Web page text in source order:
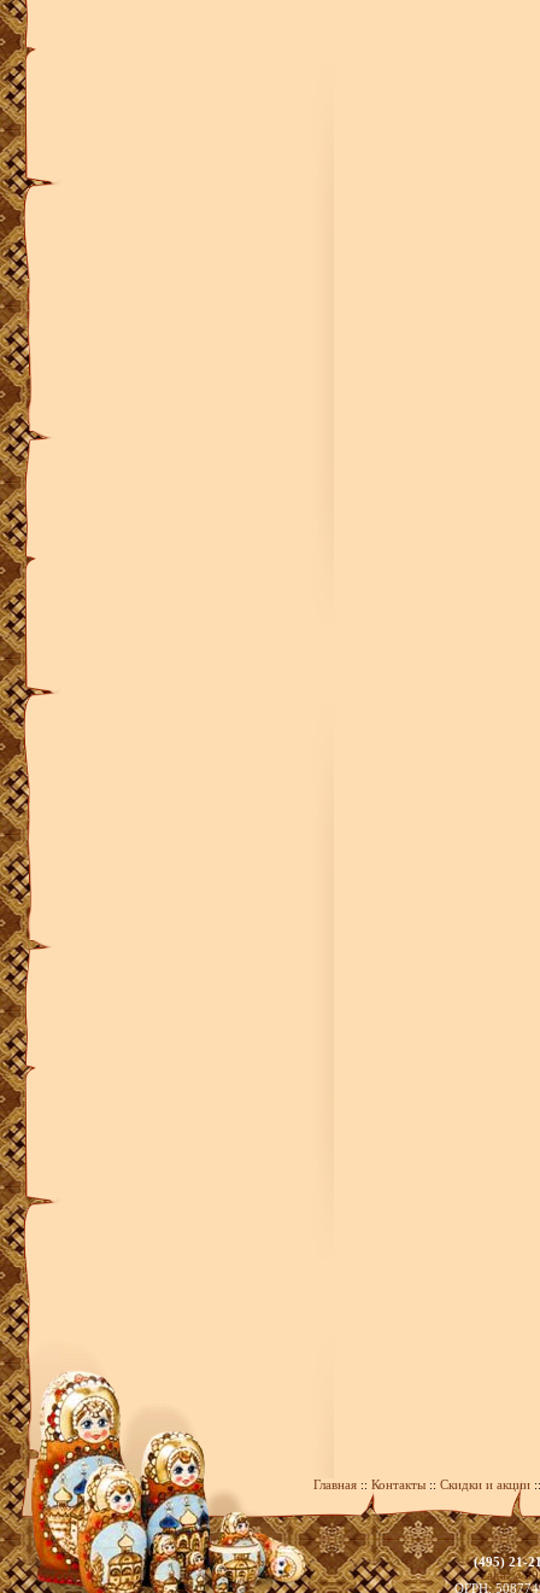
Главная :: Контакты :: Скидки и акции
(495) 21-
ОГРН: